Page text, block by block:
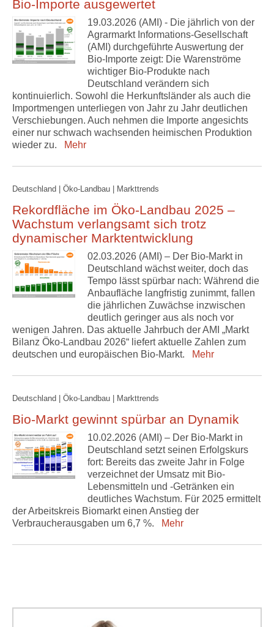
Bio-Importe ausgewertet
19.03.2026 (AMI) - Die jährlich von der
Agrarmarkt Informations-Gesellschaft
(AMI) durchgeführte Auswertung der
Bio-Importe zeigt: Die Warenströme
wichtiger Bio-Produkte nach
Deutschland verändern sich
kontinuierlich. Sowohl die Herkunftsländer als auch die
Importmengen unterliegen von Jahr zu Jahr deutlichen
Verschiebungen. Auch nehmen die Importe angesichts
einer nur schwach wachsenden heimischen Produktion
wieder zu.
Mehr
Deutschland | Öko-Landbau | Markttrends
Rekordfläche im Öko-Landbau 2025 –
Wachstum verlangsamt sich trotz
dynamischer Marktentwicklung
02.03.2026 (AMI) – Der Bio-Markt in
Deutschland wächst weiter, doch das
Tempo lässt spürbar nach: Während die
Anbaufläche langfristig zunimmt, fallen
die jährlichen Zuwächse inzwischen
deutlich geringer aus als noch vor
wenigen Jahren. Das aktuelle Jahrbuch der AMI „Markt
Bilanz Öko-Landbau 2026“ liefert aktuelle Zahlen zum
deutschen und europäischen Bio-Markt.
Mehr
Deutschland | Öko-Landbau | Markttrends
Bio-Markt gewinnt spürbar an Dynamik
10.02.2026 (AMI) – Der Bio-Markt in
Deutschland setzt seinen Erfolgskurs
fort: Bereits das zweite Jahr in Folge
verzeichnet der Umsatz mit Bio-
Lebensmitteln und -Getränken ein
deutliches Wachstum. Für 2025 ermittelt
der Arbeitskreis Biomarkt einen Anstieg der
Verbraucherausgaben um 6,7 %.
Mehr